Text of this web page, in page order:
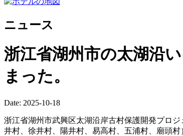
ニュース
浙江省湖州市の太湖沿
まった。
Date: 2025-10-18
浙江省湖州市武興区太湖沿岸古村保護開発プロ
井村、徐井村、陽井村、易高村、五浦村、廟頭村